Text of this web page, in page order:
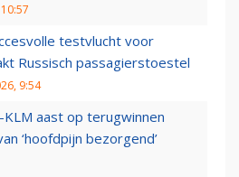
testvlucht voor
Russisch passagierstoestel
9:54
KLM aast op terugwinnen
‘hoofdpijn bezorgend’